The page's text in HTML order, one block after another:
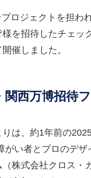
ロジェクトを担わ
を招待したチェッ
催しました。
関西万博招待
は、約1年前の
がい者とプロのデ
株式会社クロス・